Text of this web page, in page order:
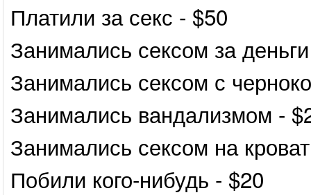
Платили за секс - $50
Занимались сексом за
Занимались сексом с
Занимались вандализмом -
Занимались сексом на
Побили кого-нибудь - $20